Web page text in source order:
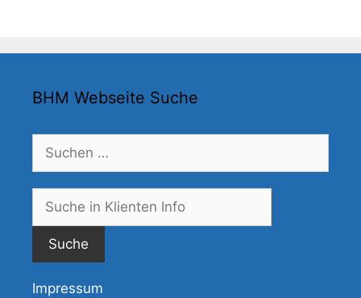
BHM Webseite Suche
Suchen
nach:
Impressum